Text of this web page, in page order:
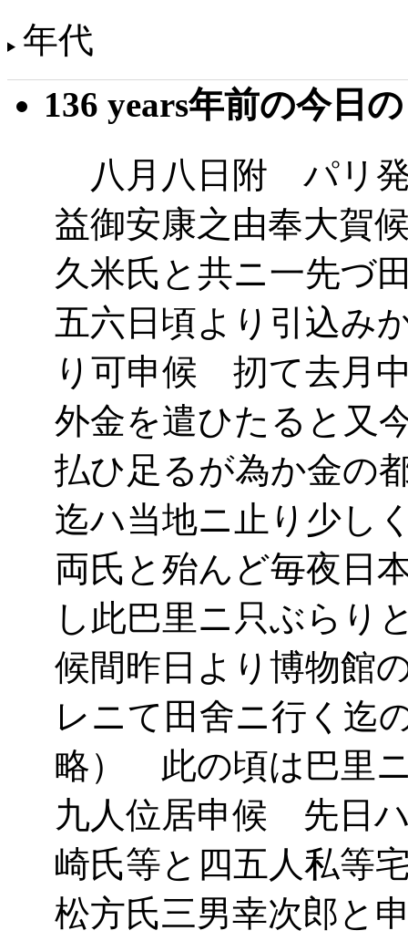
年代
136 years年前の今日
八月八日附 パリ
益御安康之由奉大賀
久米氏と共ニ一先づ
五六日頃より引込み
り可申候 扨て去月
外金を遣ひたると又
払ひ足るが為か金の
迄ハ当地ニ止り少し
両氏と殆んど毎夜日
し此巴里ニ只ぶらり
候間昨日より博物館
レニて田舍ニ行く迄
略） 此の頃は巴里
九人位居申候 先日
崎氏等と四五人私等
松方氏三男幸次郎と